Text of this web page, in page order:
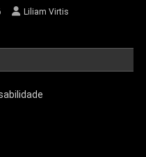
Liliam Virtis